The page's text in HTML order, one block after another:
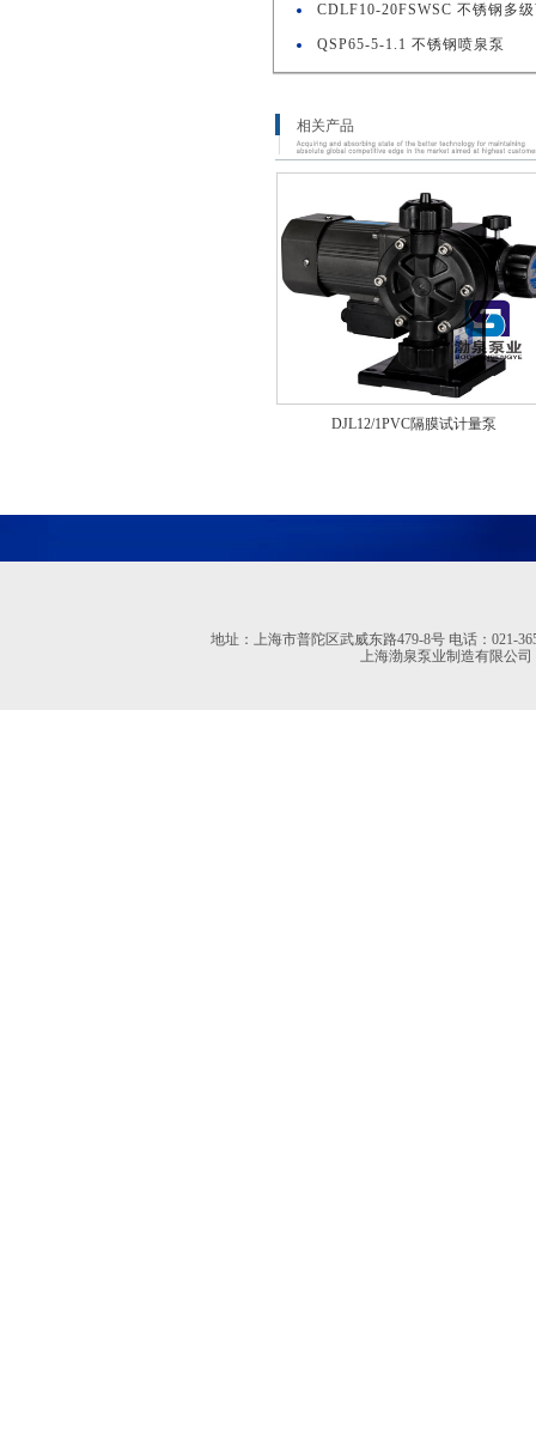
CDLF10-20FSWSC 不锈钢多
QSP65-5-1.1 不锈钢喷泉泵
相关产品
DJL12/1PVC隔膜试计量泵
地址：上海市普陀区武威东路479-8号 电话：021-
上海渤泉泵业制造有限公